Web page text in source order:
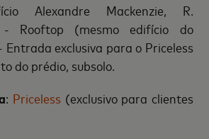
Alexandre Mackenzie, R.
- Rooftop (mesmo edifício do
exclusiva para o Priceless
do prédio, subsolo.
: Priceless (exclusivo para clientes